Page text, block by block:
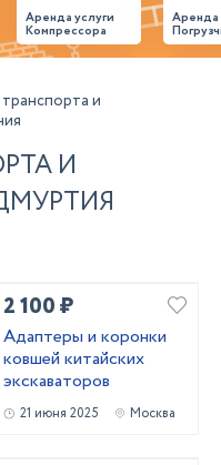
Аренда услуги
Компрессора
и
И
2 100 ₽
Адаптеры и коронки
ковшей китайских
экскаваторов
21 июня 2025 Москва